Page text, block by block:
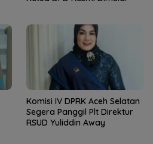
Komisi IV DPRK Aceh Selatan
Segera Panggil Plt Direktur
RSUD Yuliddin Away